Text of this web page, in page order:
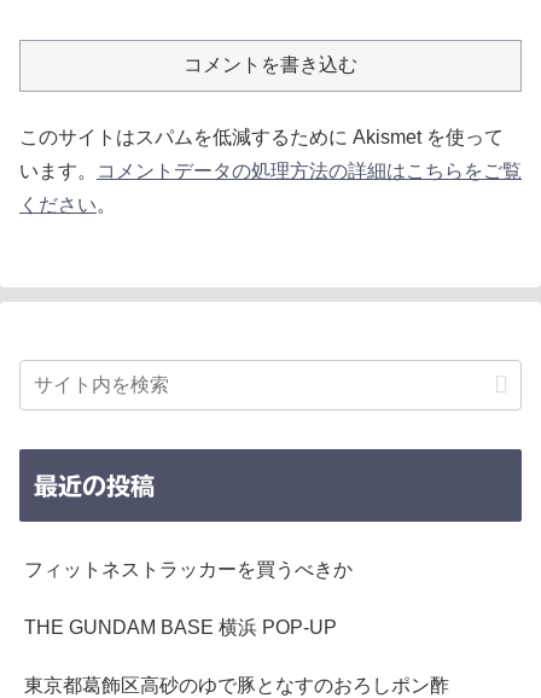
コメントを書き込む
このサイトはスパムを低減するために Akismet を使って
います。
コメントデータの処理方法の詳細はこちらをご覧
ください。
最近の投稿
フィットネストラッカーを買うべきか
THE GUNDAM BASE 横浜 POP-UP
東京都葛飾区高砂のゆで豚となすのおろしポン酢